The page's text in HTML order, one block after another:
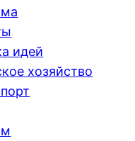
идей
хозяйство